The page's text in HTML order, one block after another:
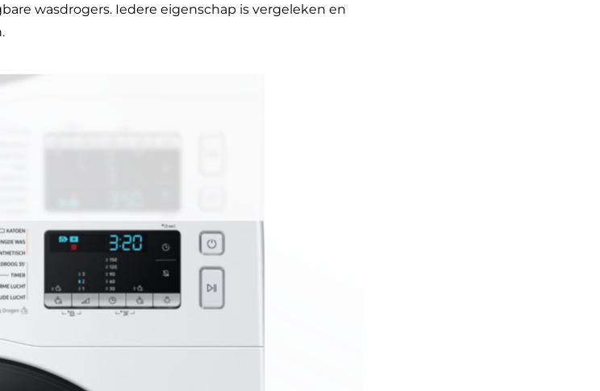
wasdrogers. Iedere eigenschap is vergeleken en